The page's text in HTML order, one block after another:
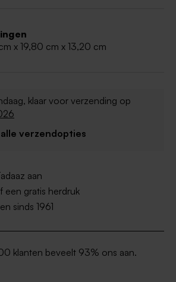
x 19,80 cm x 13,20 cm
klaar voor verzending op
alle verzendopties
aan
een gratis herdruk
sinds 1961
klanten beveelt 93% ons aan.